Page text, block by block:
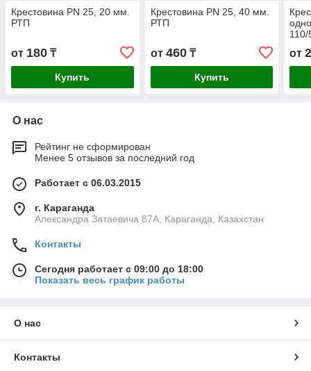
Крестовина PN 25, 20 мм.
РТП
от 180 ₸
Купить
Крестовина PN 25, 40 мм.
РТП
от 460₸
Купить
от
О нас
Рейтинг не сформирован
Менее 5 отзывов за последний год
Работает с 06.03.2015
г. Караганда
Александра Затаевича 87А, Караганда, Казахстан
Контакты
Сегодня работает с 09:00 до 18:00
Показать весь график работы
О нас
Контакты